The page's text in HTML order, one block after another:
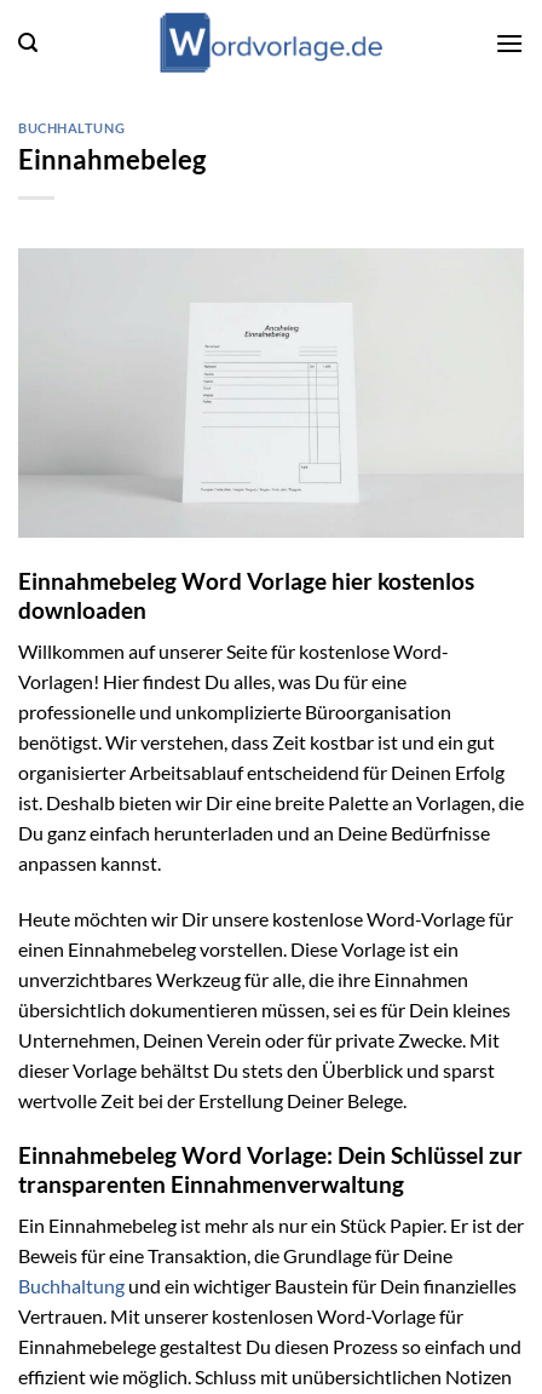
Inhalt
BUCHHALTUNG
Einnahmebeleg
Einnahmebeleg Word Vorlage hier kostenlos
downloaden
Willkommen auf unserer Seite für kostenlose Word-
Vorlagen! Hier findest Du alles, was Du für eine
professionelle und unkomplizierte Büroorganisation
benötigst. Wir verstehen, dass Zeit kostbar ist und ein gut
organisierter Arbeitsablauf entscheidend für Deinen Erfolg
ist. Deshalb bieten wir Dir eine breite Palette an Vorlagen, die
Du ganz einfach herunterladen und an Deine Bedürfnisse
anpassen kannst.
Heute möchten wir Dir unsere kostenlose Word-Vorlage für
einen Einnahmebeleg vorstellen. Diese Vorlage ist ein
unverzichtbares Werkzeug für alle, die ihre Einnahmen
übersichtlich dokumentieren müssen, sei es für Dein kleines
Unternehmen, Deinen Verein oder für private Zwecke. Mit
dieser Vorlage behältst Du stets den Überblick und sparst
wertvolle Zeit bei der Erstellung Deiner Belege.
Einnahmebeleg Word Vorlage: Dein Schlüssel zur
transparenten Einnahmenverwaltung
Ein Einnahmebeleg ist mehr als nur ein Stück Papier. Er ist der
Beweis für eine Transaktion, die Grundlage für Deine
Buchhaltung und ein wichtiger Baustein für Dein finanzielles
Vertrauen. Mit unserer kostenlosen Word-Vorlage für
Einnahmebelege gestaltest Du diesen Prozess so einfach und
effizient wie möglich. Schluss mit unübersichtlichen Notizen